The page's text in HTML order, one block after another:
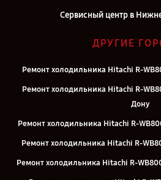
Сервисный центр в
ДРУГИЕ
Ремонт холодильника Hitachi R-
Ремонт холодильника Hitachi R-
Дону
Ремонт холодильника Hitachi R-
Ремонт холодильника Hitachi R-
Ремонт холодильника Hitachi R-